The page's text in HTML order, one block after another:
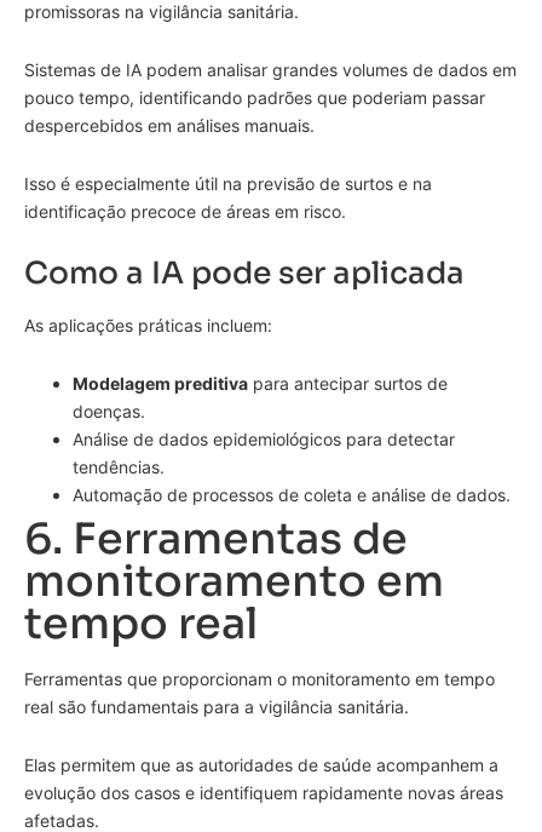
promissoras na vigilância sanitária.
Sistemas de IA podem analisar grandes volumes de dados em
pouco tempo, identificando padrões que poderiam passar
despercebidos em análises manuais.
Isso é especialmente útil na previsão de surtos e na
identificação precoce de áreas em risco.
Como a IA pode ser aplicada
As aplicações práticas incluem:
Modelagem preditiva para antecipar surtos de
doenças.
Análise de dados epidemiológicos para detectar
tendências.
Automação de processos de coleta e análise de dados.
6. Ferramentas de
monitoramento em
tempo real
Ferramentas que proporcionam o monitoramento em tempo
real são fundamentais para a vigilância sanitária.
Elas permitem que as autoridades de saúde acompanhem a
evolução dos casos e identifiquem rapidamente novas áreas
afetadas.